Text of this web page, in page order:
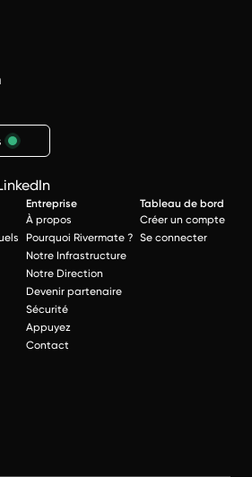
Entreprise
À propos
Pourquoi Rivermate ?
Notre Infrastructure
Notre Direction
Devenir partenaire
Sécurité
Appuyez
Contact
Tableau de bord
Créer un compte
Se connecter